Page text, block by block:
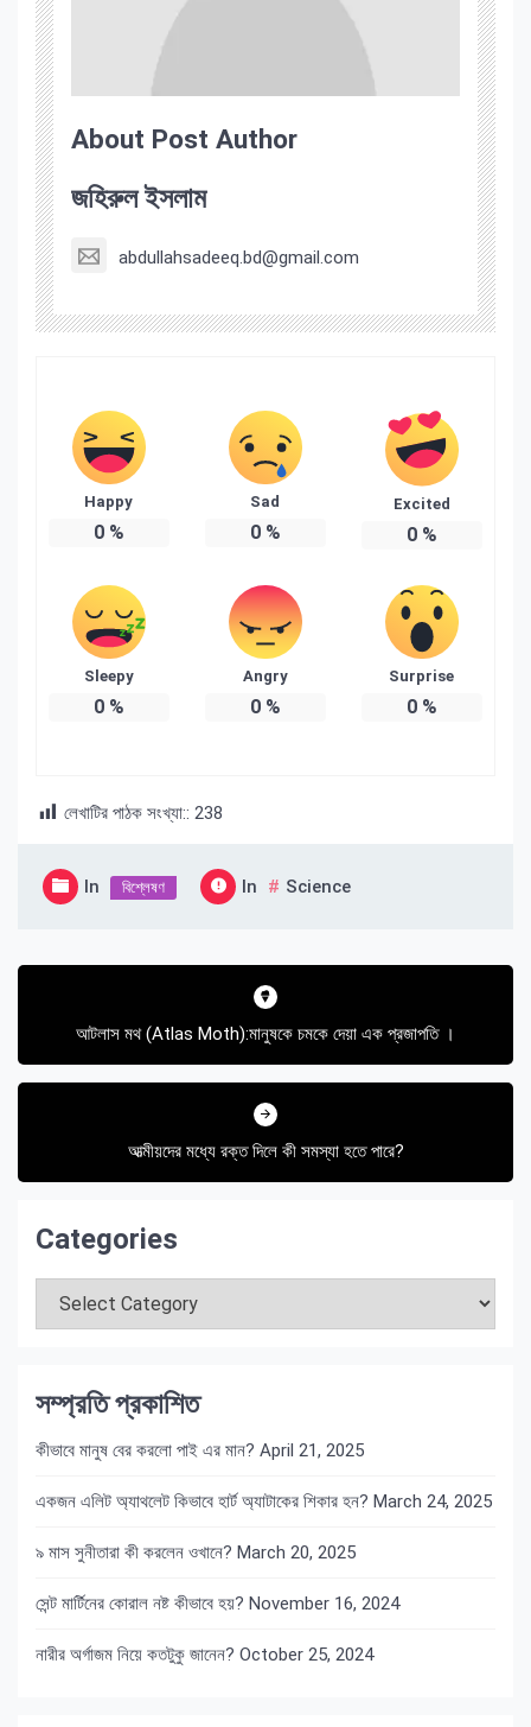
About Post Author
জহিরুল ইসলাম
abdullahsadeeq.bd@gmail.com
Happy
0%
Sad
0%
Excited
0%
Sleepy
0%
Angry
0%
Surprise
0%
লেখাটির পাঠক সংখ্যা:: 238
In বিশ্লেষণ In Science
Post
আটলাস মথ (Atlas Moth):মানুষকে চমকে দেয়া এক প্রজাপতি ।
আত্মীয়দের মধ্যে রক্ত দিলে কী সমস্যা হতে পারে?
Categories
সম্প্রতি প্রকাশিত
কীভাবে মানুষ বের করলো পাই এর মান? April 21, 2025
একজন এলিট অ্যাথলেট কিভাবে হার্ট অ্যাটাকের শিকার হন? March 24, 2025
৯ মাস সুনীতারা কী করলেন ওখানে? March 20, 2025
সেন্ট মার্টিনের কোরাল নষ্ট কীভাবে হয়? November 16, 2024
নারীর অর্গাজম নিয়ে কতটুকু জানেন? October 25, 2024